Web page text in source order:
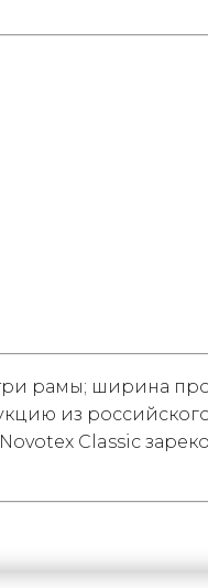
рамы; ширина
из
Classic